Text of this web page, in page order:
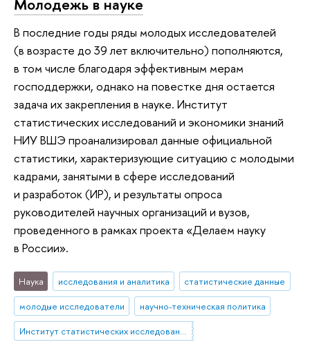
Молодежь в науке
В последние годы ряды молодых исследователей
(в возрасте до 39 лет включительно) пополняются,
в том числе благодаря эффективным мерам
господдержки, однако на повестке дня остается
задача их закрепления в науке. Институт
статистических исследований и экономики знаний
НИУ ВШЭ проанализировал данные официальной
статистики, характеризующие ситуацию с молодыми
кадрами, занятыми в сфере исследований
и разработок (ИР), и результаты опроса
руководителей научных организаций и вузов,
проведенного в рамках проекта «Делаем науку
в России».
Наука исследования и аналитика
статистические данные
молодые исследователи
научно-техническая политика
Институт статистических исследований и экономики знаний